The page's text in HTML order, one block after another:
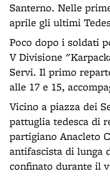
Santerno. Nelle
aprile gli ultimi
Poco dopo i soldati
V Divisione
Servi. Il primo
alle 17 e 15,
Vicino a piazza dei
pattuglia tedesca di
partigiano Anacleto
antifascista di lunga
confinato durante il